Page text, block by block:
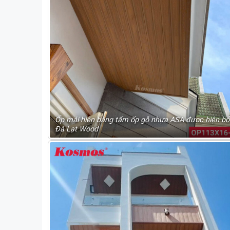
Ốp mái hiên bằng tấm ốp gỗ nhựa ASA được hiện
Đà Lạt Wood